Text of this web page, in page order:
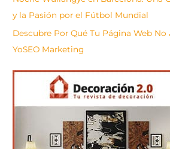
y la Pasión por el Fútbol Mundial
Descubre Por Qué Tu Página Web
YoSEO Marketing